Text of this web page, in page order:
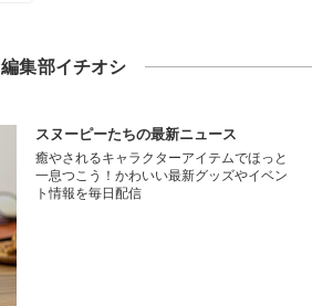
編集部イチオシ
スヌーピーたちの最新ニュース
癒やされるキャラクターアイテムでほっと
一息つこう！かわいい最新グッズやイベン
ト情報を毎日配信